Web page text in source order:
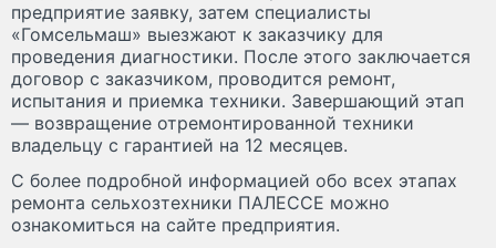
предприятие заявку, затем специалисты
«Гомсельмаш» выезжают к заказчику для
проведения диагностики. После этого заключается
договор с заказчиком, проводится ремонт,
испытания и приемка техники. Завершающий этап
— возвращение отремонтированной техники
владельцу с гарантией на 12 месяцев.
С более подробной информацией обо всех этапах
ремонта сельхозтехники ПАЛЕССЕ можно
ознакомиться на сайте предприятия.